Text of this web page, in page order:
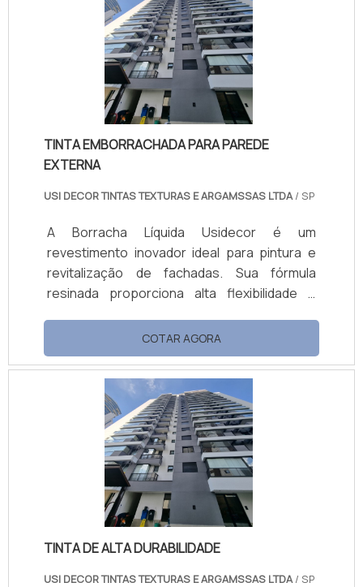
superfícies ao refletir raios solares, melhora
o conforto térmico e combate o mofo,
mantendo ambientes saudáveis. Com ótima
cobertura, fácil aplicação e manutenção,
está disponível em embalagens de 18L e 3,6L.
TINTA EMBORRACHADA PARA PAREDE
EXTERNA
USI DECOR TINTAS TEXTURAS E ARGAMSSAS LTDA/ SP
A Borracha Líquida Usidecor é um
revestimento inovador ideal para pintura e
revitalização de fachadas. Sua fórmula
resinada proporciona alta flexibilidade e
prevenindo rachaduras. Hidro-repelente,
forma uma barreira contra a umidade,
protegendo superfícies externas e internas.
O produto reduz a temperatura das
superfícies ao refletir raios solares, melhora
o conforto térmico e combate o mofo,
mantendo ambientes saudáveis. Com ótima
cobertura, fácil aplicação e manutenção,
está disponível em embalagens de 18L e 3,6L.
COTAR AGORA
TINTA DE ALTA DURABILIDADE
USI DECOR TINTAS TEXTURAS E ARGAMSSAS LTDA/ SP